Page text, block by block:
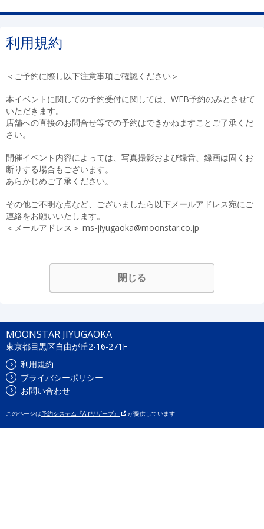
利用規約
＜ご予約に際し以下注意事項ご確認ください＞
本イベントに関しての予約受付に関しては、WEB予約のみとさせて
いただきます。
店舗への直接のお問合せ等での予約はできかねますことご了承くだ
さい。
開催イベント内容によっては、写真撮影および録音、録画は固くお
断りする場合もございます。
あらかじめご了承ください。
その他ご不明な点など、ございましたら以下メールアドレス宛にご
連絡をお願いいたします。
＜メールアドレス＞ ms-jiyugaoka@moonstar.co.jp
閉じる
MOONSTAR JIYUGAOKA
東京都目黒区自由が丘2-16-271F
利用規約
プライバシーポリシー
お問い合わせ
このページは予約システム『Airリザーブ』 が提供しています